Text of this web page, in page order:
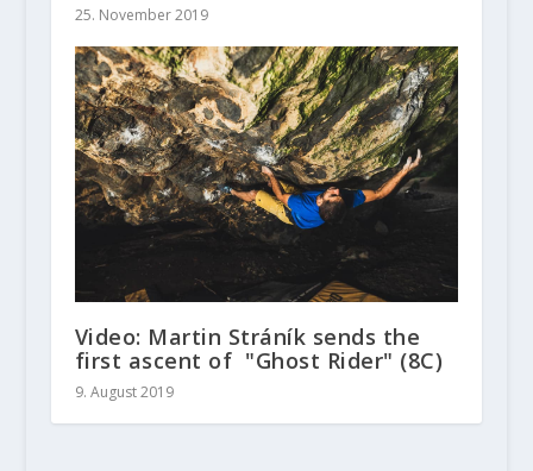
25. November 2019
Video: Martin Stráník sends the
first ascent of "Ghost Rider" (8C)
9. August 2019